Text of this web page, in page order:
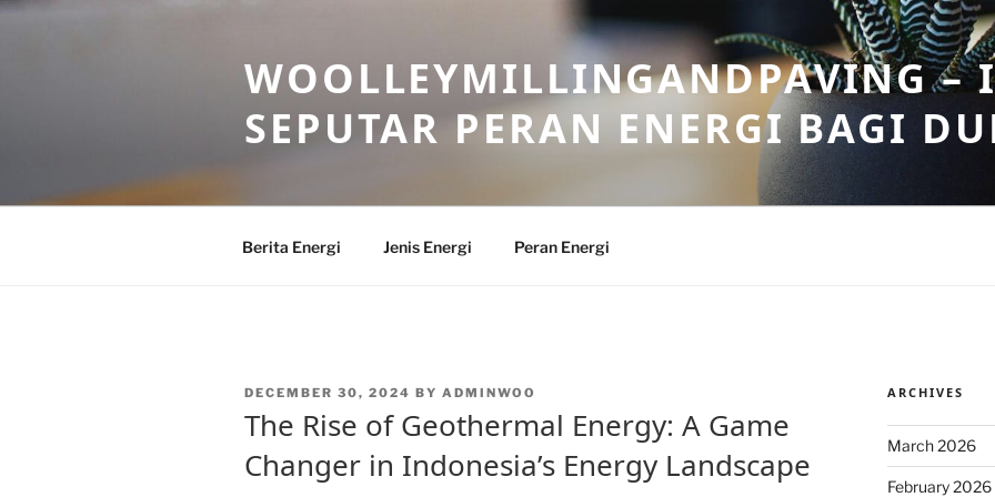
Skip
WOOLLEYMILLINGANDPAVING –
SEPUTAR PERAN ENERGI BAGI
Berita Energi Jenis Energi Peran Energi
POSTED
DECEMBER 30, 2024 BY ADMINWOO
The Rise of Geothermal Energy: A Game
Changer in Indonesia’s Energy Landscape
ARCHIVES
March 2026
February 2026